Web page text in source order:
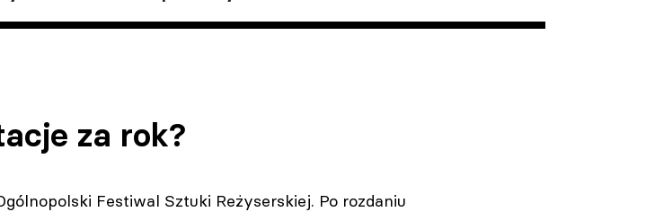
za rok?
Festiwal Sztuki Reżyserskiej. Po rozdaniu